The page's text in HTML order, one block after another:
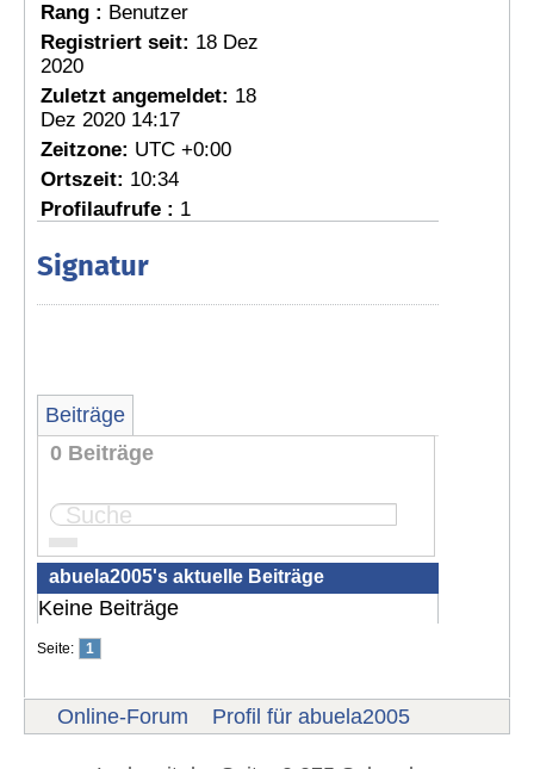
Rang : Benutzer
Registriert seit: 18 Dez
2020
Zuletzt angemeldet: 18
Dez 2020 14:17
Zeitzone: UTC +0:00
Ortszeit: 10:34
Profilaufrufe : 1
Signatur
Beiträge
0 Beiträge
Seite:
abuela2005's aktuelle Beiträge
Keine Beiträge
Seite: 1
Online-Forum Profil für abuela2005